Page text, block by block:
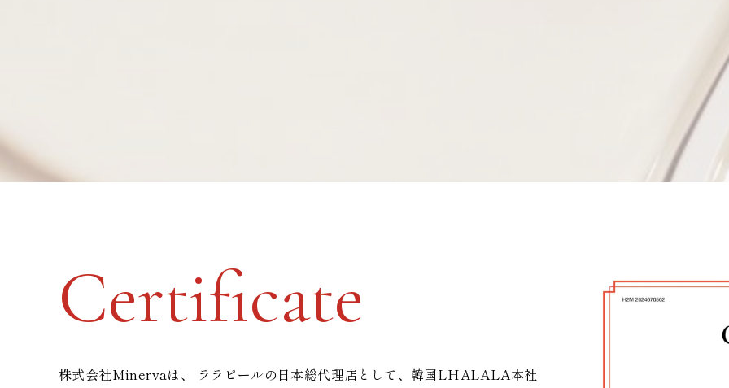
Certificate
株式会社Minervaは、 ララピールの日本総代理店として、韓国LHALALA本社